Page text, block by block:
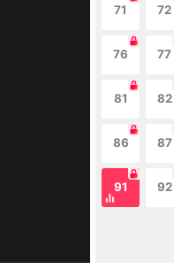
71 72
76 77
81 82
86 87
91 92